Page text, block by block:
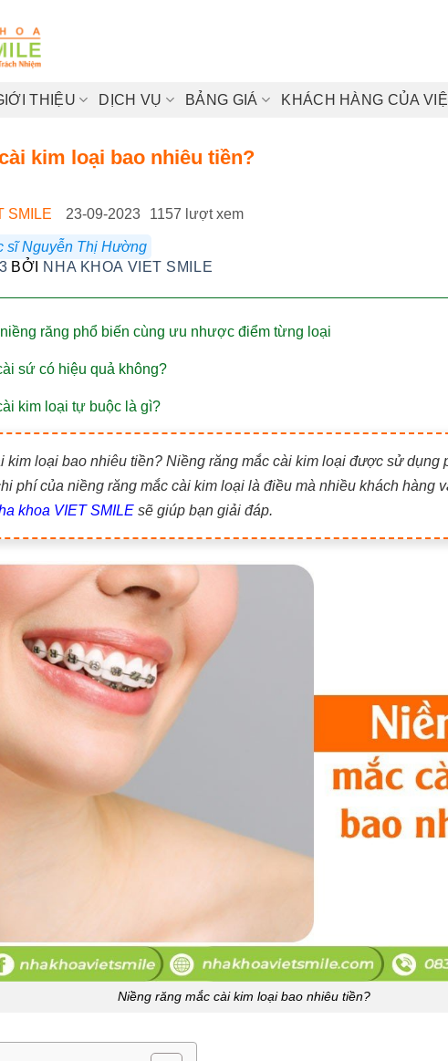
THIỆU DỊCH VỤ BẢNG GIÁ KHÁCH HÀNG CỦA
kim loại bao nhiêu tiền?
SMILE 23-09-2023 1157 lượt xem
sĩ Nguyễn Thị Hường
BỞI NHA KHOA VIET SMILE
răng phổ biến cùng ưu nhược điểm từng loại
sứ có hiệu quả không?
kim loại tự buộc là gì?
kim loại bao nhiêu tiền? Niềng răng mắc cài kim loại được sử dụng
phí của niềng răng mắc cài kim loại là điều mà nhiều khách hàng
khoa VIET SMILE sẽ giúp bạn giải đáp.
Niềng răng mắc cài kim loại bao nhiêu tiền?